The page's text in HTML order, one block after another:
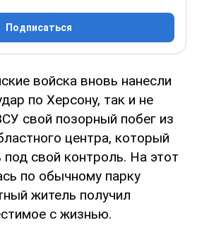
Подписаться
войска вновь нанесли
по Херсону, так и не
свой позорный побег из
центра, который
под свой контроль. На этот
по обычному парку
житель получил
с жизнью.